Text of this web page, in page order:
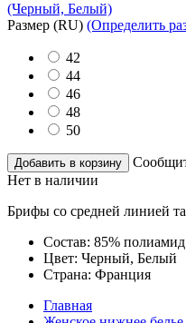
Размер (RU) (Определить
42
44
46
48
50
Добавить в корзину
Нет в наличии
Брифы со средней линией
Состав: 85% полиамид
Цвет: Черный, Белый
Страна: Франция
Главная